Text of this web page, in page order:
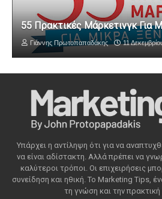
55 Πρακτικές Μάρκετινγκ Για
Γιάννης Πρωτοπαπαδάκης 11
Υπάρχει η αντίληψη ότι για να
να είναι αδίστακτη. Αλλά πρέπει να
καλύτεροι τρόποι. Οι επιχειρήσεις
συνείδηση ​​και ηθική. Το Marketing Tips,
τη γνώση και την πρακτική